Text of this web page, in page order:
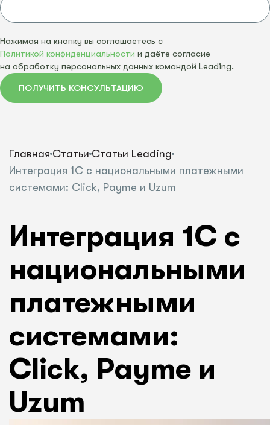
Нажимая на кнопку вы соглашаетесь с
Политикой конфиденциальности и даёте согласие
на обработку персональных данных командой Leading.
ПОЛУЧИТЬ КОНСУЛЬТАЦИЮ
Главная Статьи Статьи Leading
Интеграция 1С с национальными платежными
системами: Click, Payme и Uzum
Интеграция 1С с
национальными
платежными
системами:
Click, Payme и
Uzum